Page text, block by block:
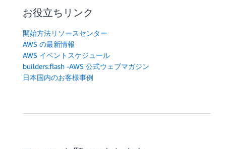
お役立ちリンク
開始方法リソースセンター
AWS の最新情報
AWS イベントスケジュール
builders.flash -AWS 公式ウェブマガジン
日本国内のお客様事例